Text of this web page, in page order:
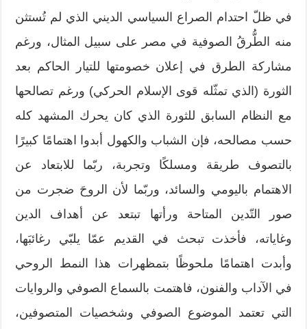
في ظلّ احتدام الصراع السياسي الديني الذي لم تُستثن
منه الطُّرقُ الصوفية في مصر على سبيل المثال، ورغم
مشاركة الطرق في إعلان خصومتها للتيار الحاكم بعد
الثورة (الذي تمثّله قوى الإسلام الحركي) ورغم تصالحها
مع النظام السابق للثورة الذي كان يحرك المشهد كله
حسب مصالحه، فإن الشباب والكهول أبدوا اهتمامًا كبيرًا
بالتصوف طريقة ومسلكًا وتجربة، ربّما للابتعاد عن
الاهتمام باليومي والسائد، وربّما لأن الروحَ ضجرت من
صور التّدين المتاحة ورأتها تبتعد عن أهداف الدين
وغاياته، فأخذت تبحث في القديم عمّا يلبّي رغائبَها،
وأبدت اهتمامًا ملحوظًا بتمظهرات هذا النمط الروحي
في الآداب والفنون، فاهتمت بالسماع الصوفي والروايات
التي تعتمد الموضوع الصوفي وشخصيات المتصوفين،